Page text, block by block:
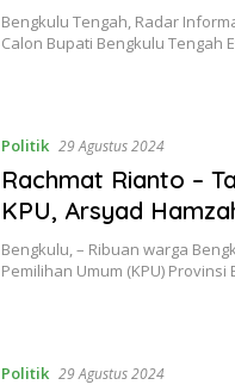
Bengkulu Tengah, Radar
Calon Bupati Bengkulu Tengah
Politik 29 Agustus 2024
Rachmat Rianto –
KPU, Arsyad
Bengkulu, – Ribuan warga
Pemilihan Umum (KPU)
Politik 29 Agustus 2024